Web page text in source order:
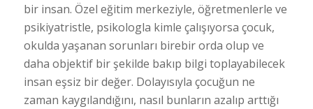
bir insan. Özel eğitim merkeziyle, öğretmenlerle ve
psikiyatristle, psikologla kimle çalışıyorsa çocuk,
okulda yaşanan sorunları birebir orda olup ve
daha objektif bir şekilde bakıp bilgi toplayabilecek
insan eşsiz bir değer. Dolayısıyla çocuğun ne
zaman kaygılandığını, nasıl bunların azalıp arttığı